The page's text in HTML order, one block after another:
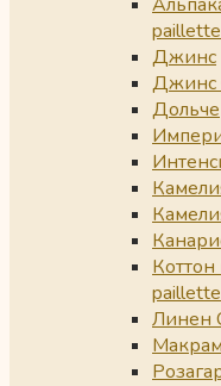
Джинс
Джинс
Дольче
Линен